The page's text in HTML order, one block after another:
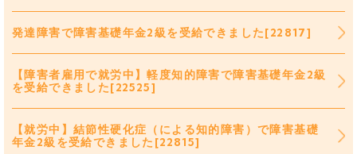
発達障害で障害基礎年金2級を受給できました[22817]
【障害者雇用で就労中】軽度知的障害で障害基礎年金2級
を受給できました[22525]
【就労中】結節性硬化症（による知的障害）で障害基礎
年金2級を受給できました[22815]